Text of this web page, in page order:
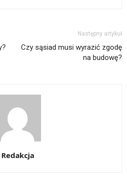
Następny artykuł
Czy sąsiad musi wyrazić zgodę
na budowę?
Redakcja